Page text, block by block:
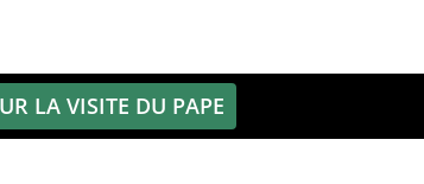
LA VISITE DU PAPE